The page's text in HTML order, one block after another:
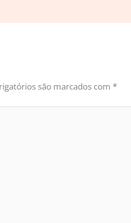
são marcados com*